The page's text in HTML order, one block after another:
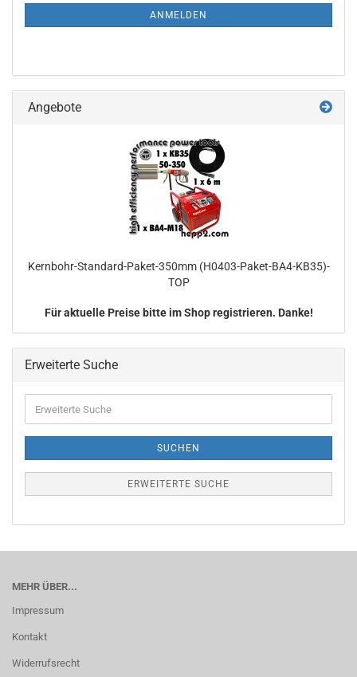
ANMELDEN
Angebote
Kernbohr-Standard-Paket-350mm (H0403-Paket-BA4-KB35)-
TOP
Für aktuelle Preise bitte im Shop registrieren. Danke!
Erweiterte Suche
Suche
SUCHEN
ERWEITERTE SUCHE
MEHR ÜBER...
Impressum
Kontakt
Widerrufsrecht